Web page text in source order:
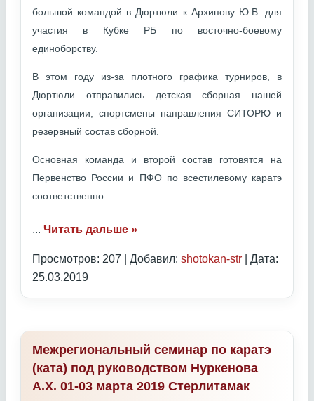
большой командой в Дюртюли к Архипову Ю.В. для
участия в Кубке РБ по восточно-боевому
единоборству.
В этом году из-за плотного графика турниров, в
Дюртюли отправились детская сборная нашей
организации, спортсмены направления СИТОРЮ и
резервный состав сборной.
Основная команда и второй состав готовятся на
Первенство России и ПФО по всестилевому каратэ
соответственно.
... Читать дальше »
Просмотров: 207 | Добавил: shotokan-str | Дата:
25.03.2019
Межрегиональный семинар по каратэ
(ката) под руководством Нуркенова
А.Х. 01-03 марта 2019 Стерлитамак